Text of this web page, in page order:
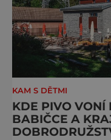
KAM S DĚTMI
KDE PIVO VONÍ
BABIČCE A